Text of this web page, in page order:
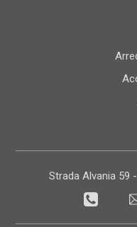
Strada Alvania 59